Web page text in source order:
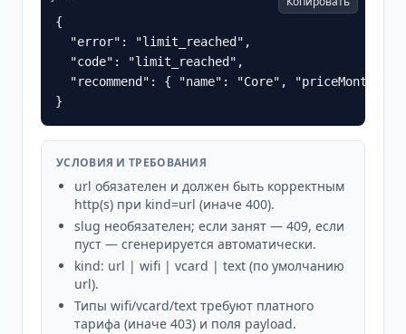
{
  "error": "limit_reached",
  "code": "limit_reached",
"recommend": { "name": "Core",
}
УСЛОВИЯ И ТРЕБОВАНИЯ
url обязателен и должен быть корректным
http(s) при kind=url (иначе 400).
slug необязателен; если занят — 409, если
пуст — сгенерируется автоматически.
kind: url | wifi | vcard | text (по умолчанию
url).
Типы wifi/vcard/text требуют платного
тарифа (иначе 403) и поля payload.